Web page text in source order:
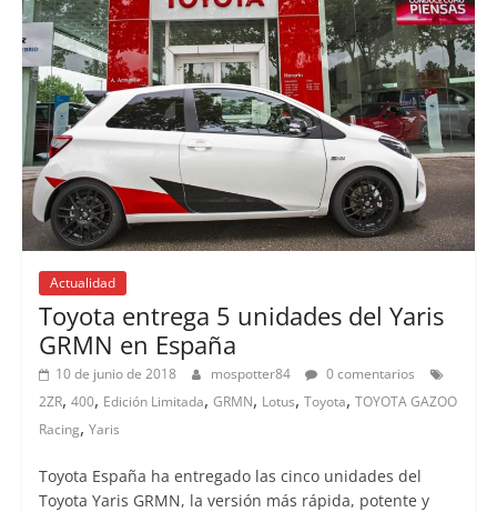
Actualidad
Toyota entrega 5 unidades del Yaris
GRMN en España
10 de junio de 2018 mospotter84
0 comentarios
2ZR, 400, Edición Limitada, GRMN, Lotus, Toyota, TOYOTA GAZOO
Racing, Yaris
Toyota España ha entregado las cinco unidades del
Toyota Yaris GRMN, la versión más rápida, potente y